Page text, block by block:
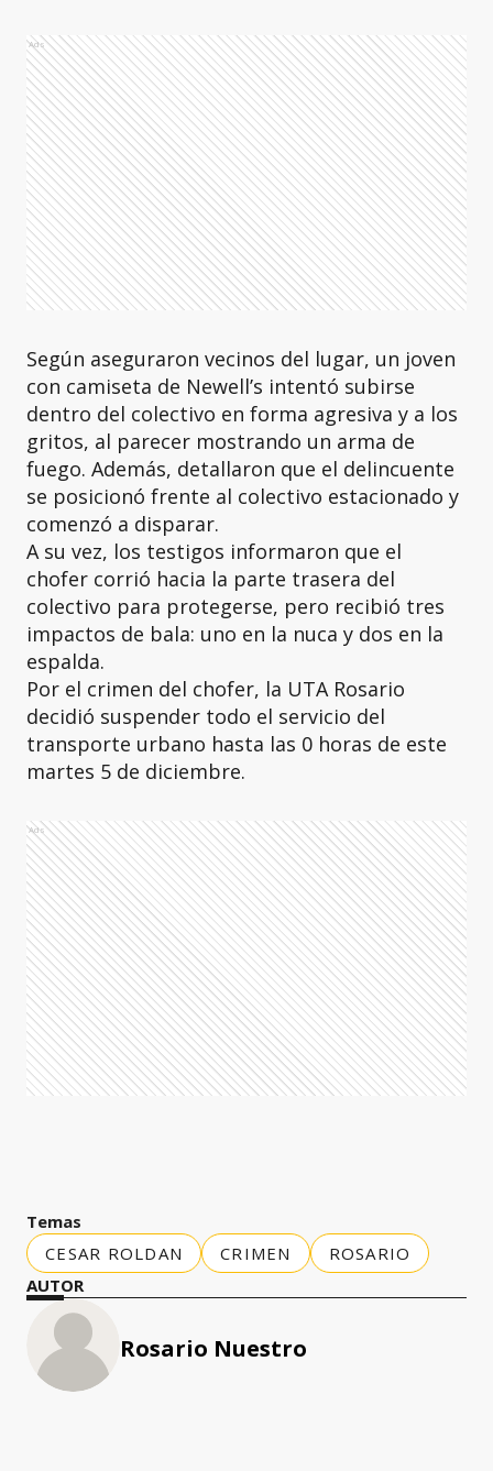
Ads
Según aseguraron vecinos del lugar, un joven
con camiseta de Newell’s intentó subirse
dentro del colectivo en forma agresiva y a los
gritos, al parecer mostrando un arma de
fuego. Además, detallaron que el delincuente
se posicionó frente al colectivo estacionado y
comenzó a disparar.
A su vez, los testigos informaron que el
chofer corrió hacia la parte trasera del
colectivo para protegerse, pero recibió tres
impactos de bala: uno en la nuca y dos en la
espalda.
Por el crimen del chofer, la UTA Rosario
decidió suspender todo el servicio del
transporte urbano hasta las 0 horas de este
martes 5 de diciembre.
Ads
Temas
CESAR ROLDAN
CRIMEN
ROSARIO
AUTOR
Rosario Nuestro